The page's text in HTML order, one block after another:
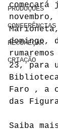
PRODUÇÕES
CONFERÊNCIAS
RECOMEÇAR
CRIAÇÃO
Marioneta
domingo,
23, para
Faro , a
das
Saiba